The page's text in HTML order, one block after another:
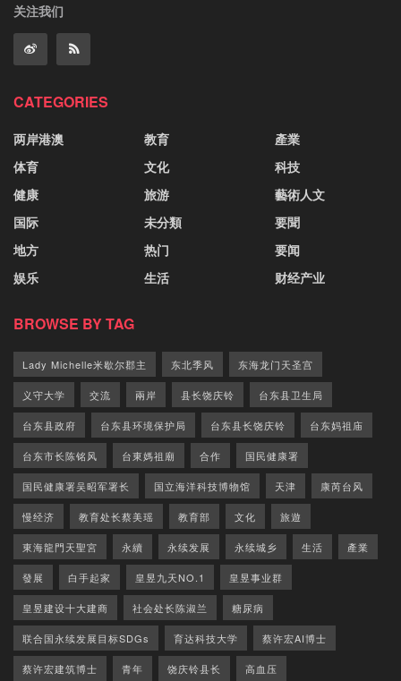
关注我们
CATEGORIES
两岸港澳
体育
健康
国际
地方
娱乐
教育
文化
旅游
未分類
热门
生活
產業
科技
藝術人文
要聞
要闻
财经产业
BROWSE BY TAG
Lady Michelle米歇尔郡主 东北季风 东海龙门天圣宫
义守大学 交流 兩岸 县长饶庆铃 台东县卫生局
台东县政府 台东县环境保护局 台东县长饶庆铃 台东妈祖庙
台东市长陈铭风 台東媽祖廟 合作 国民健康署
国民健康署吴昭军署长 国立海洋科技博物馆 天津 康芮台风
慢经济 教育处长蔡美瑶 教育部 文化 旅遊
東海龍門天聖宮 永續 永续发展 永续城乡 生活 產業
發展 白手起家 皇昱九天NO.1 皇昱事业群
皇昱建设十大建商 社会处长陈淑兰 糖尿病
联合国永续发展目标SDGs 育达科技大学 蔡许宏AI博士
蔡许宏建筑博士 青年 饶庆铃县长 高血压